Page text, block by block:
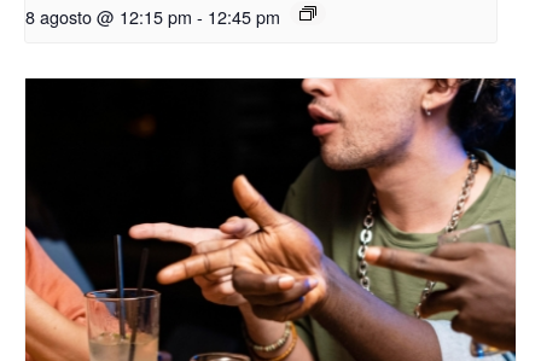
8 agosto @ 12:15 pm - 12:45 pm